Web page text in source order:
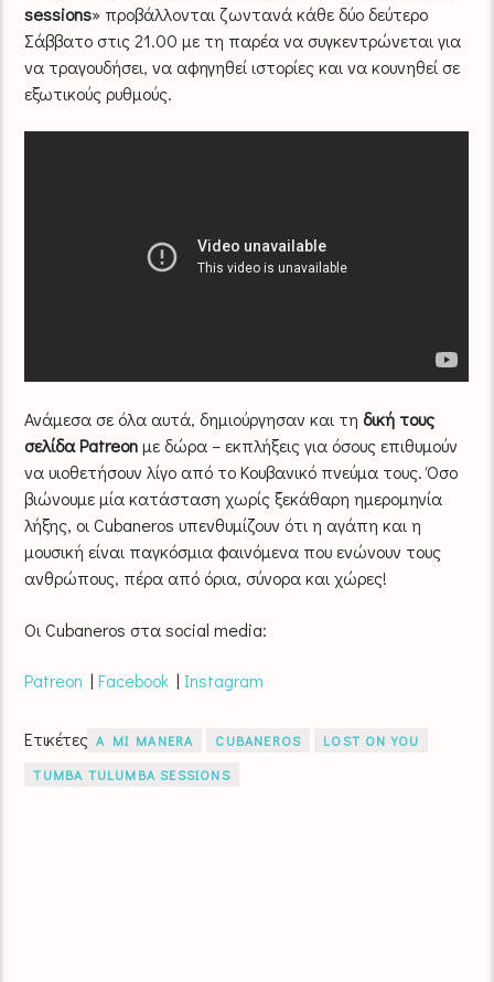
sessions» προβάλλονται ζωντανά κάθε δύο δεύτερο
Σάββατο στις 21.00 με τη παρέα να συγκεντρώνεται για
να τραγουδήσει, να αφηγηθεί ιστορίες και να κουνηθεί σε
εξωτικούς ρυθμούς.
Ανάμεσα σε όλα αυτά, δημιούργησαν και τη δική τους
σελίδα Patreonμε δώρα – εκπλήξεις για όσους επιθυμούν
να υιοθετήσουν λίγο από το Κουβανικό πνεύμα τους. Όσο
βιώνουμε μία κατάσταση χωρίς ξεκάθαρη ημερομηνία
λήξης, οι Cubaneros υπενθυμίζουν ότι η αγάπη και η
μουσική είναι παγκόσμια φαινόμενα που ενώνουν τους
ανθρώπους, πέρα από όρια, σύνορα και χώρες!
Οι Cubaneros στα social media:
Patreon |Facebook | Instagram
Ετικέτες A MI MANERA CUBANEROS
LOST ON YOU
TUMBA TULUMBA SESSIONS